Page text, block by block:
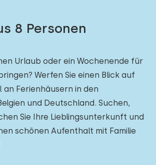
8 Personen
Urlaub oder ein Wochenende für
Werfen Sie einen Blick auf
an Ferienhäusern in den
und Deutschland. Suchen,
Sie Ihre Lieblingsunterkunft und
schönen Aufenthalt mit Familie